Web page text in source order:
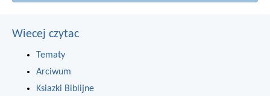
Wiecej czytac
Tematy
Arciwum
Ksiazki Biblijne